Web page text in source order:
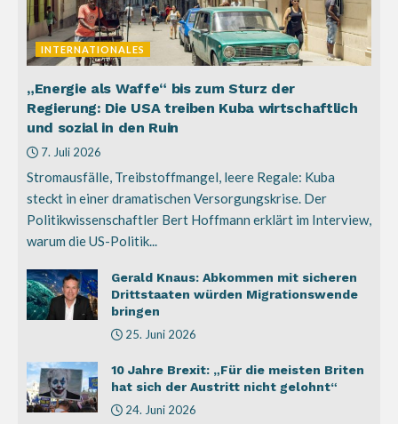
INTERNATIONALES
„Energie als Waffe“ bis zum Sturz der
Regierung: Die USA treiben Kuba wirtschaftlich
und sozial in den Ruin
7. Juli 2026
Stromausfälle, Treibstoffmangel, leere Regale: Kuba
steckt in einer dramatischen Versorgungskrise. Der
Politikwissenschaftler Bert Hoffmann erklärt im Interview,
warum die US-Politik...
Gerald Knaus: Abkommen mit sicheren
Drittstaaten würden Migrationswende
bringen
25. Juni 2026
10 Jahre Brexit: „Für die meisten Briten
hat sich der Austritt nicht gelohnt“
24. Juni 2026